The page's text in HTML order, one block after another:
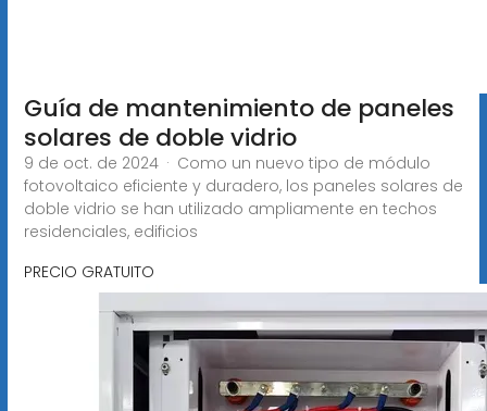
Guía de mantenimiento de paneles
solares de doble vidrio
9 de oct. de 2024 · Como un nuevo tipo de módulo
fotovoltaico eficiente y duradero, los paneles solares de
doble vidrio se han utilizado ampliamente en techos
residenciales, edificios
PRECIO GRATUITO